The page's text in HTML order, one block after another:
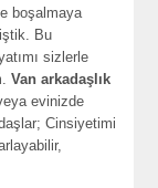
boşalmaya
Bu
sizlerle
Van arkadaşlık
evinizde
Cinsiyetimi